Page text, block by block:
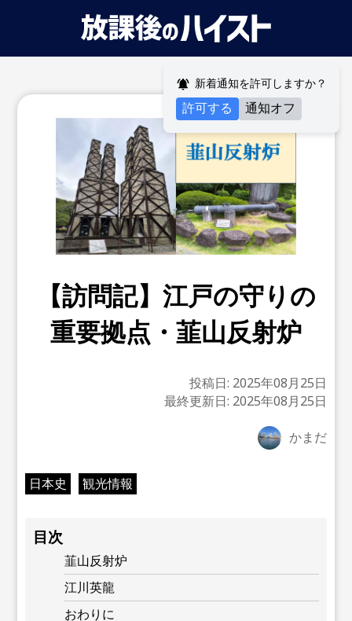
新着通知を許可しますか？
許可する 通知オフ
【訪問記】江戸の守りの
重要拠点・韮山反射炉
投稿日: 2025年08月25日
最終更新日: 2025年08月25日
かまだ
日本史 観光情報
目次
韮山反射炉
江川英龍
おわりに